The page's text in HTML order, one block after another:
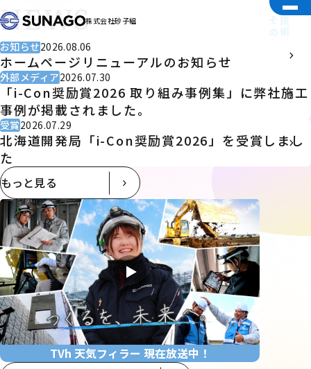
株式会社砂子組 技術で未来を切り拓く。
その中心に「人」がいる。
NEWS
お知らせ2026.08.06
ホームページリニューアルのお知らせ
外部メディア2026.07.30
「i-Con奨励賞2026 取り組み事例集」に弊社施工
事例が掲載されました。
受賞2026.07.29
北海道開発局「i-Con奨励賞2026」を受賞しまし
た
もっと見る
TVh 天気フィラー 現在放送中！